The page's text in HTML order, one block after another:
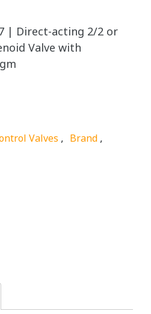
| Direct-acting 2/2 or
Valve with
Valves , Brand,